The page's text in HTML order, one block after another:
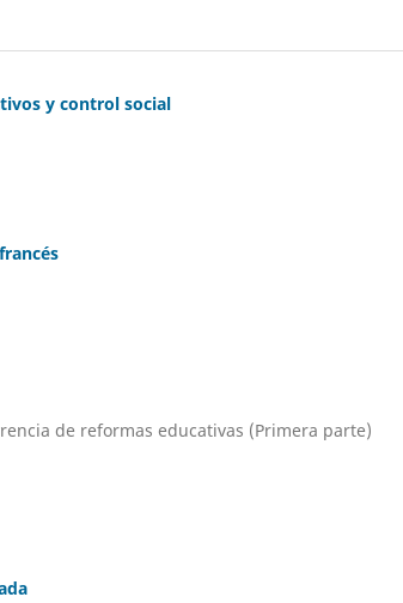
y control social
de reformas educativas (Primera parte)